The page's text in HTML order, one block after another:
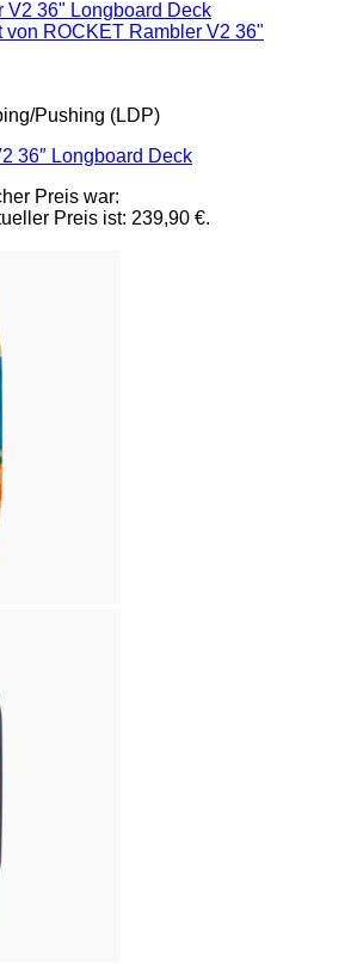
Pushing (LDP)
36″ Longboard Deck
Preis war:
Preis ist: 239,90 €.